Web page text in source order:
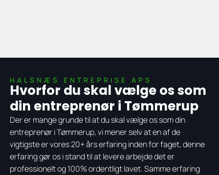
HALSNÆS ENTREPRISE APS
Hvorfor du skal vælge os som
din entreprenør i Tømmerup
Der er mange grunde til at du skal vælge os som din
entreprenør i Tømmerup, vi mener selv at en af de
vigtigste er vores 20+ års erfaring inden for faget, denne
erfaring gør os i stand til at levere arbejde det er
professionelt og 100% ordentligt lavet. Samme erfaring